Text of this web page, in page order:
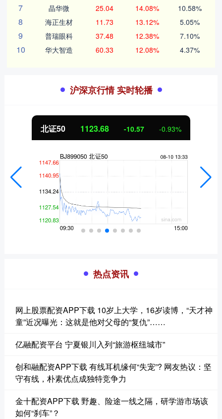
7 晶华微 25.04 14.08% 10.58%
8 海正生材 11.73 13.12% 5.05%
9 普瑞眼科 37.48 12.38% 7.10%
10 华大智造 60.33 12.08% 4.37%
沪深京行情 实时轮播
北证50 1123.68 -10.57 -0.93%
热点资讯
网上股票配资APP下载 10岁上大学，16岁读博，“天才神
童”近况曝光：这就是他对父母的“复仇”……
亿融配资平台 宁夏银川入列“旅游枢纽城市”
创和融配资APP下载 有线耳机缘何“失宠”? 网友热议：坚
守有线，朴素优点成独特竞争力
金十配资APP下载 野趣、险途一线之隔，研学游市场该
如何“刹车”？